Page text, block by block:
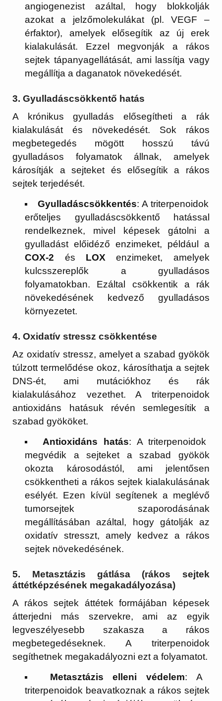
angiogenezist azáltal, hogy blokkolják
azokat a jelzőmolekulákat (pl. VEGF –
érfaktor), amelyek elősegítik az új erek
kialakulását. Ezzel megvonják a rákos
sejtek tápanyagellátását, ami lassítja vagy
megállítja a daganatok növekedését.
3.Gyulladáscsökkentő hatás
A krónikus gyulladás elősegítheti a rák
kialakulását és növekedését. Sok rákos
megbetegedés mögött hosszú távú
gyulladásos folyamatok állnak, amelyek
károsítják a sejteket és elősegítik a rákos
sejtek terjedését.
Gyulladáscsökkentés: A triterpenoidok
erőteljes gyulladáscsökkentő hatással
rendelkeznek, mivel képesek gátolni a
gyulladást előidéző enzimeket, például a
COX-2 és LOX enzimeket, amelyek
kulcsszereplők a gyulladásos
folyamatokban. Ezáltal csökkentik a rák
növekedésének kedvező gyulladásos
környezetet.
4.Oxidatív stressz csökkentése
Az oxidatív stressz, amelyet a szabad gyökök
túlzott termelődése okoz, károsíthatja a sejtek
DNS-ét, ami mutációkhoz és rák
kialakulásához vezethet. A triterpenoidok
antioxidáns hatásuk révén semlegesítik a
szabad gyököket.
Antioxidáns hatás: A triterpenoidok
megvédik a sejteket a szabad gyökök
okozta károsodástól, ami jelentősen
csökkentheti a rákos sejtek kialakulásának
esélyét. Ezen kívül segítenek a meglévő
tumorsejtek szaporodásának
megállításában azáltal, hogy gátolják az
oxidatív stresszt, amely kedvez a rákos
sejtek növekedésének.
5. Metasztázis gátlása (rákos sejtek
áttétképzésének megakadályozása)
A rákos sejtek áttétek formájában képesek
átterjedni más szervekre, ami az egyik
legveszélyesebb szakasza a rákos
megbetegedéseknek. A triterpenoidok
segíthetnek megakadályozni ezt a folyamatot.
Metasztázis elleni védelem: A
triterpenoidok beavatkoznak a rákos sejtek